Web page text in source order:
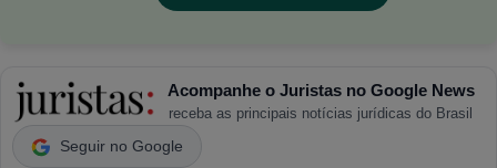
Acompanhe o Juristas no Google News
receba as principais notícias jurídicas do Brasil
Seguir no Google